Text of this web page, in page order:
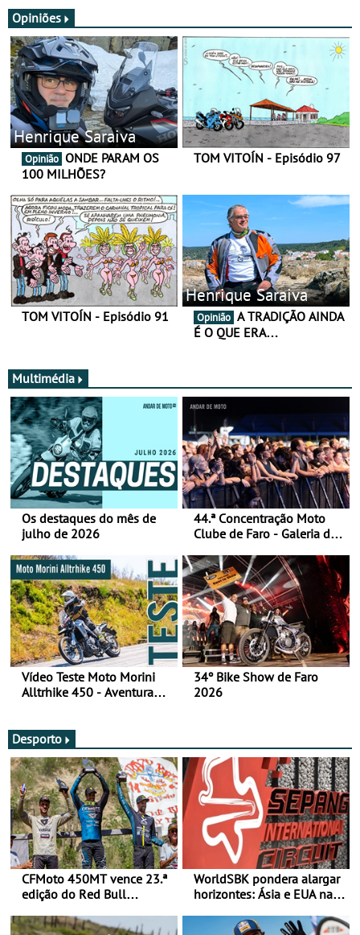
Opiniões
Henrique Saraiva
Opinião
100 MILHÕES?
TOM VITOÍN - Episódio 97
TOM VITOÍN - Episódio 91
Henrique Saraiva
Opinião
É O QUE ERA…
Multimédia
Os destaques do mês de
julho de 2026
44.ª Concentração Moto
Clube de Faro - Galeria de
Vídeo Teste Moto Morini
Alltrhike 450 - Aventura
34º Bike Show de Faro
2026
Desporto
CFMoto 450MT vence 23.ª
edição do Red Bull
Categorias Adventure -
WorldSBK pondera alargar
horizontes: Ásia e EUA na